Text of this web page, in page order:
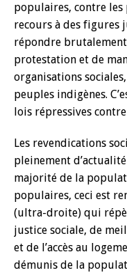
populaires, contre les
recours à des figures
répondre
protestation et de
organisations
peuples indigènes.
lois répressives
Les revendications
pleinement
majorité de la
populaires, ceci est
(ultra-droite) qui
justice sociale, de
et de l’accès au
démunis de la